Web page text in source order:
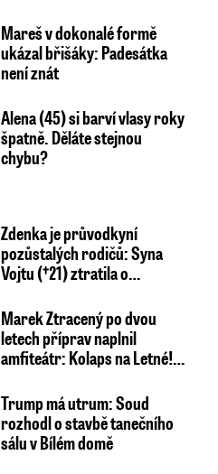
Mareš v dokonalé formě
ukázal břišáky: Padesátka
není znát
Alena (45) si barví vlasy roky
špatně. Děláte stejnou
chybu?
Zdenka je průvodkyní
pozůstalých rodičů: Syna
Vojtu (†21) ztratila o…
Marek Ztracený po dvou
letech příprav naplnil
amfiteátr: Kolaps na Letné!…
Trump má utrum: Soud
rozhodl o stavbě tanečního
sálu v Bílém domě